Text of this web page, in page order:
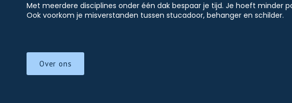
Met meerdere disciplines onder één dak bespaar je tijd. Je hoeft minder
Ook voorkom je misverstanden tussen stucadoor, behanger en schilder.
Over ons